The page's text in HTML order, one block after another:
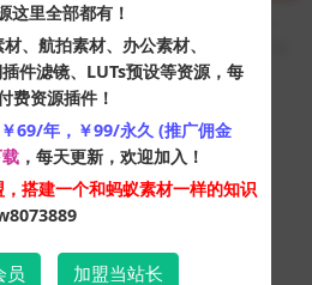
10
庆祝建国七十周年爱国主题班
会ppt模板
30
材网- 版权所有 All rights reserved.
备19095528号
HTML网站地图 百度地图
Pages：0.34495s
这里全部都有！
、航拍素材、办公素材、
件滤镜、LUTs预设等资源，每
费资源插件！
￥69/年，￥99/永久 (推广佣金
，每天更新，欢迎加入！
搭建一个和蚂蚁素材一样的知识
员 加盟当站长